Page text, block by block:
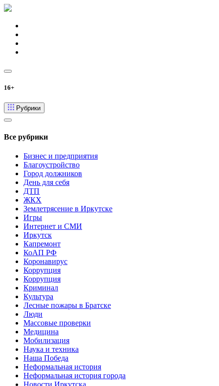
16+
Рубрики
Все рубрики
Бизнес и предприятия
Благоустройство
Город должников
День для себя
ДТП
ЖКХ
Землетрясение в Иркутске
Игры
Интернет и СМИ
Иркутск
Капремонт
КоАП РФ
Коронавирус
Коррупция
Коррупция
Криминал
Культура
Лесные пожары в Братске
Люди
Массовые проверки
Медицина
Мобилизация
Наука и техника
Наша Победа
Неформальная история
Неформальная история города
Новости Иркутска